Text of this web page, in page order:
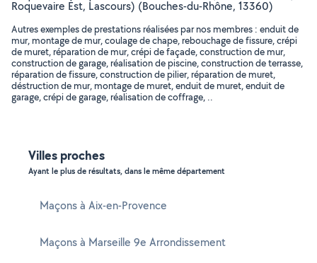
Roquevaire Est, Lascours) (Bouches-du-Rhône, 13360)
Autres exemples de prestations réalisées par nos membres : enduit de
mur, montage de mur, coulage de chape, rebouchage de fissure, crépi
de muret, réparation de mur, crépi de façade, construction de mur,
construction de garage, réalisation de piscine, construction de terrasse,
réparation de fissure, construction de pilier, réparation de muret,
déstruction de mur, montage de muret, enduit de muret, enduit de
garage, crépi de garage, réalisation de coffrage, ..
Villes proches
Ayant le plus de résultats, dans le même département
Maçons à Aix-en-Provence
Maçons à Marseille 9e Arrondissement